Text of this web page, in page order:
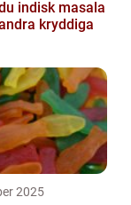
indisk masala
kryddiga
2025